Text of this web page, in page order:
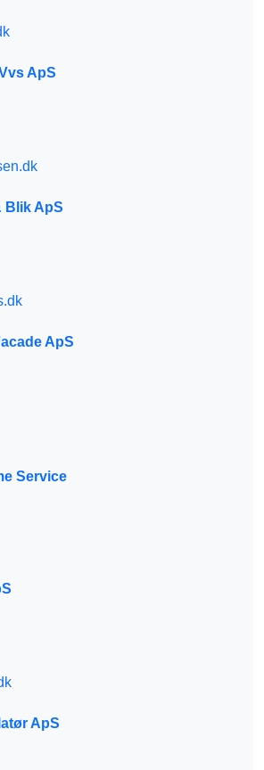
ApS
Blik ApS
ApS
Service
ApS